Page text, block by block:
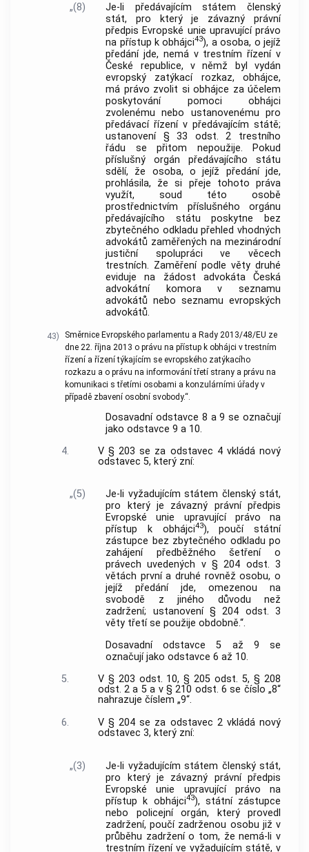
„(8)
Je-li předávajícím státem členský
stát, pro který je závazný právní
předpis Evropské unie upravující právo
na přístup k obhájci43), a osoba, o jejíž
předání jde, nemá v trestním řízení v
České republice, v němž byl vydán
evropský zatýkací rozkaz, obhájce,
má právo zvolit si obhájce za účelem
poskytování pomoci obhájci
zvolenému nebo ustanovenému pro
předávací řízení v předávajícím státě;
ustanovení § 33 odst. 2 trestního
řádu se přitom nepoužije. Pokud
příslušný orgán předávajícího státu
sdělí, že osoba, o jejíž předání jde,
prohlásila, že si přeje tohoto práva
využít, soud této osobě
prostřednictvím příslušného orgánu
předávajícího státu poskytne bez
zbytečného odkladu přehled vhodných
advokátů zaměřených na mezinárodní
justiční spolupráci ve věcech
trestních. Zaměření podle věty druhé
eviduje na žádost advokáta Česká
advokátní komora v seznamu
advokátů nebo seznamu evropských
advokátů.
43)
Směrnice Evropského parlamentu a Rady 2013/48/EU ze
dne 22. října 2013 o právu na přístup k obhájci v trestním
řízení a řízení týkajícím se evropského zatýkacího
rozkazu a o právu na informování třetí strany a právu na
komunikaci s třetími osobami a konzulárními úřady v
případě zbavení osobní svobody.“.
Dosavadní odstavce 8 a 9 se označují
jako odstavce 9 a 10.
4.
V § 203 se za odstavec 4 vkládá nový
odstavec 5, který zní:
„(5)
Je-li vyžadujícím státem členský stát,
pro který je závazný právní předpis
Evropské unie upravující právo na
přístup k obhájci43), poučí státní
zástupce bez zbytečného odkladu po
zahájení předběžného šetření o
právech uvedených v § 204 odst. 3
větách první a druhé rovněž osobu, o
jejíž předání jde, omezenou na
svobodě z jiného důvodu než
zadržení; ustanovení § 204 odst. 3
věty třetí se použije obdobně.“.
Dosavadní odstavce 5 až 9 se
označují jako odstavce 6 až 10.
5.
V § 203 odst. 10, § 205 odst. 5, § 208
odst. 2 a 5 a v § 210 odst. 6 se číslo „8“
nahrazuje číslem „9“.
6.
V § 204 se za odstavec 2 vkládá nový
odstavec 3, který zní:
„(3)
Je-li vyžadujícím státem členský stát,
pro který je závazný právní předpis
Evropské unie upravující právo na
přístup k obhájci43), státní zástupce
nebo policejní orgán, který provedl
zadržení, poučí zadrženou osobu již v
průběhu zadržení o tom, že nemá-li v
trestním řízení ve vyžadujícím státě, v